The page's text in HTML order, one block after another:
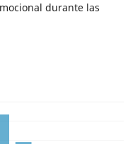
durante las